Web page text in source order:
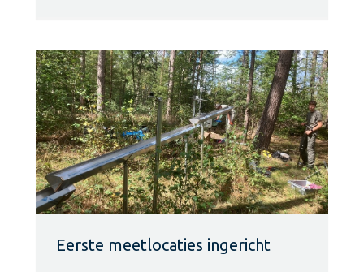
Eerste meetlocaties ingericht